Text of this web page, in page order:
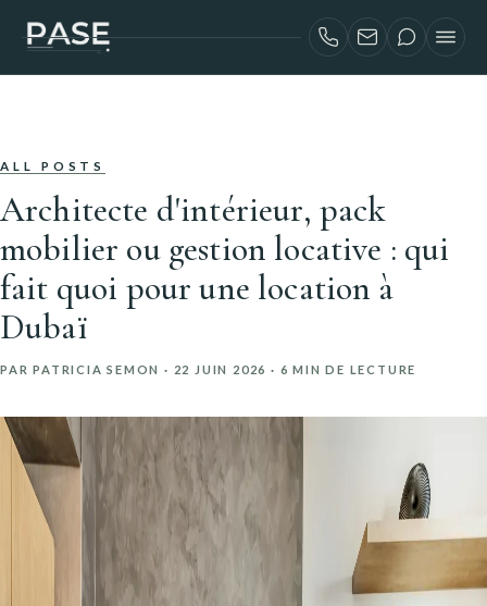
PROJETS
À PROPOS
BLOG
CONTACT
ENGLISH
ALL POSTS
Architecte d'intérieur, pack
mobilier ou gestion locative : qui
fait quoi pour une location à
Dubaï
PAR PATRICIA SEMON · 22 JUIN 2026 · 6 MIN DE LECTURE